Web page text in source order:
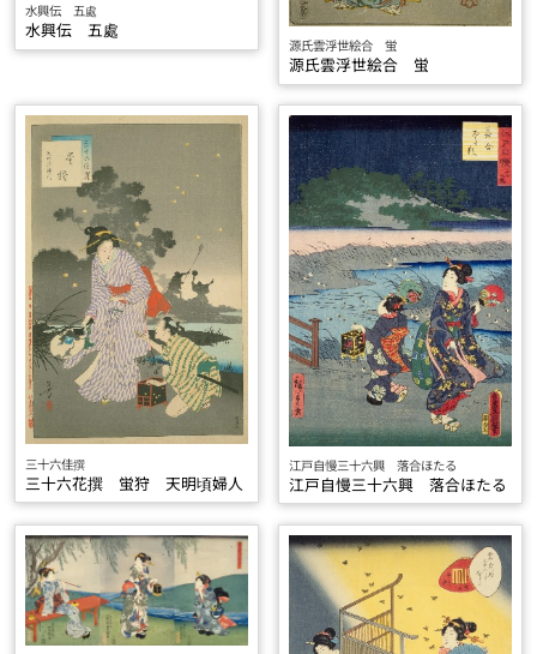
水興伝 五處
水興伝 五處
源氏雲浮世絵合 蛍
源氏雲浮世絵合 蛍
三十六佳撰
三十六花撰 蛍狩 天明頃婦人
江戸自慢三十六興 落合ほたる
江戸自慢三十六興 落合ほたる